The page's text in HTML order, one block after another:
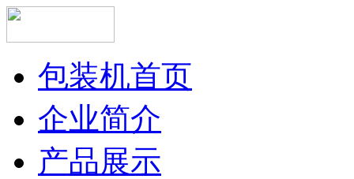
包装机首页
企业简介
产品展示